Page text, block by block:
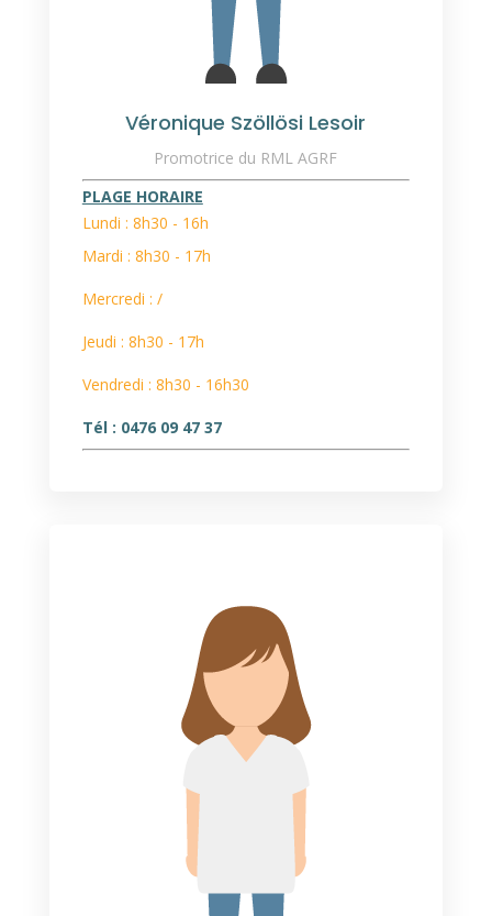
Véronique Szöllösi Lesoir
Promotrice du RML AGRF
PLAGE HORAIRE
Lundi : 8h30 - 16h
Mardi : 8h30 - 17h
Mercredi : /
Jeudi : 8h30 - 17h
Vendredi : 8h30 - 16h30
Tél : 0476 09 47 37